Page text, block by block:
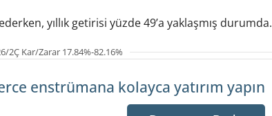
yıllık getirisi yüzde 49’a yaklaşmış durumda.
2Ç Kar/Zarar 17.84%-82.16%
enstrümana kolayca yatırım yapın